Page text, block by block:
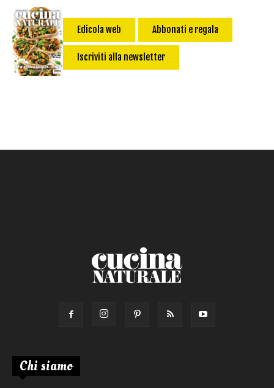
senza uova
Vegan
Pane
Primo
Salsa
Impatto Glicemico:
Calorie max (kcal):
Edicola web Abbonati e regala
Iscriviti alla newsletter
Chi siamo